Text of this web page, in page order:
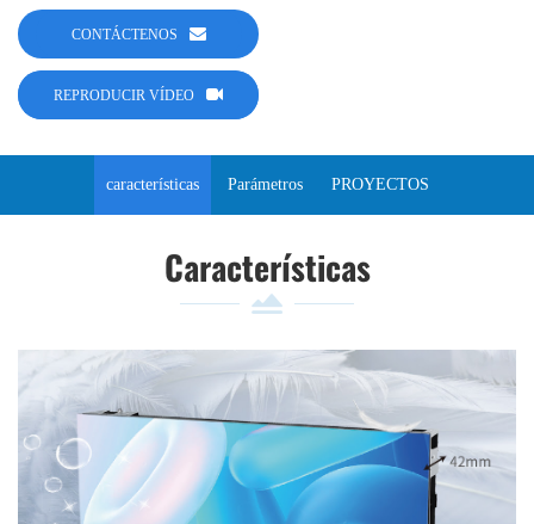
CONTÁCTENOS
REPRODUCIR VÍDEO
características Parámetros PROYECTOS
Características